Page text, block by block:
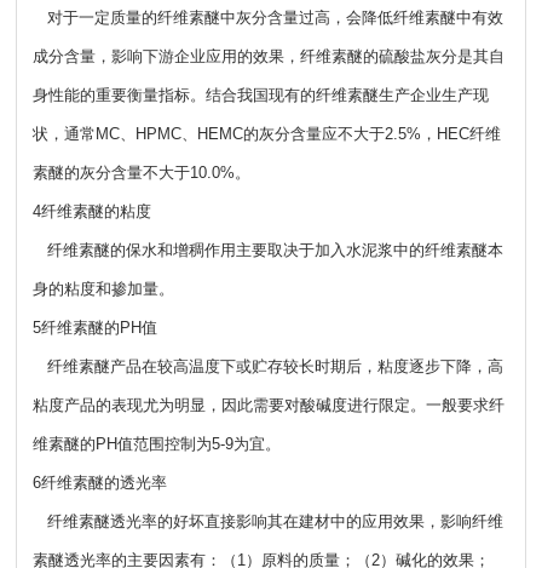
对于一定质量的纤维素醚中灰分含量过高，会降低纤维素醚中有效
成分含量，影响下游企业应用的效果，纤维素醚的硫酸盐灰分是其自
身性能的重要衡量指标。结合我国现有的纤维素醚生产企业生产现
状，通常MC、HPMC、HEMC的灰分含量应不大于2.5%，HEC纤维
素醚的灰分含量不大于10.0%。
4纤维素醚的粘度
纤维素醚的保水和增稠作用主要取决于加入水泥浆中的纤维素醚本
身的粘度和掺加量。
5纤维素醚的PH值
纤维素醚产品在较高温度下或贮存较长时期后，粘度逐步下降，高
粘度产品的表现尤为明显，因此需要对酸碱度进行限定。一般要求纤
维素醚的PH值范围控制为5-9为宜。
6纤维素醚的透光率
纤维素醚透光率的好坏直接影响其在建材中的应用效果，影响纤维
素醚透光率的主要因素有：（1）原料的质量；（2）碱化的效果；